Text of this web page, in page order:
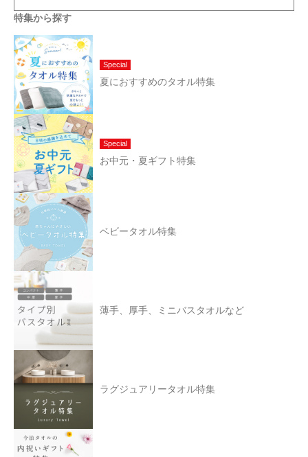
特集から探す
Special
夏におすすめのタオル特集
Special
お中元・夏ギフト特集
ベビータオル特集
薄手、厚手、ミニバスタオルなど
ラグジュアリータオル特集